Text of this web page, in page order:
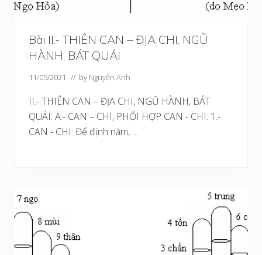
Bài II.- THIÊN CAN – ĐỊA CHI, NGŨ
HÀNH, BÁT QUÁI
11/05/2021 // by Nguyễn Anh
II.- THIÊN CAN – ĐỊA CHI, NGŨ HÀNH, BÁT
QUÁI: A.- CAN – CHI, PHỐI HỢP CAN - CHI: 1.-
CAN - CHI: Để định năm, …